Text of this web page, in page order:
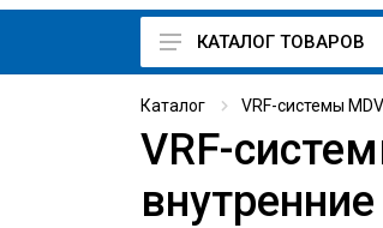
On Off кондиционеры
Инверторные
Кондиционеры с
вентиляцией
КАТАЛОГ ТОВАРОВ
Каталог VRF-системы
VRF-